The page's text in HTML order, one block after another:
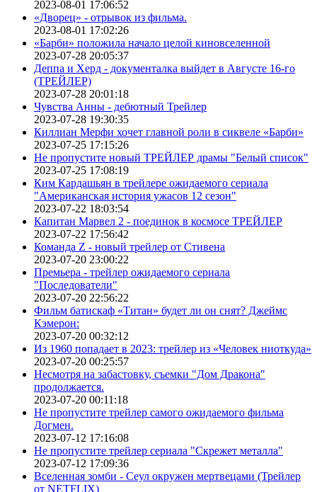
2023-08-01 17:06:52
«Дворец» - отрывок из фильма.
2023-08-01 17:02:26
«Барби» положила начало целой киновселенной
2023-07-28 20:05:37
Деппа и Херд - документалка выйдет в Августе 16-го
(ТРЕЙЛЕР)
2023-07-28 20:01:18
Чувства Анны - дебютный Трейлер
2023-07-28 19:30:35
Киллиан Мерфи хочет главной роли в сиквеле «Барби»
2023-07-25 17:15:26
Не пропустите новый ТРЕЙЛЕР драмы "Белый список"
2023-07-25 17:08:19
Ким Кардашьян в трейлере ожидаемого сериала
"Американская история ужасов 12 сезон"
2023-07-22 18:03:54
Капитан Марвел 2 - поединок в космосе ТРЕЙЛЕР
2023-07-22 17:56:42
Команда Z - новый трейлер от Стивена
2023-07-20 23:00:22
Премьера - трейлер ожидаемого сериала
"Последователи"
2023-07-20 22:56:22
Фильм батискаф «Титан» будет ли он снят? Джеймс
Кэмерон:
2023-07-20 00:32:12
Из 1960 попадает в 2023: трейлер из «Человек ниоткуда»
2023-07-20 00:25:57
Несмотря на забастовку, съемки "Дом Дракона"
продолжается.
2023-07-20 00:11:18
Не пропустите трейлер самого ожидаемого фильма
Догмен.
2023-07-12 17:16:08
Не пропустите трейлер сериала "Скрежет металла"
2023-07-12 17:09:36
Вселенная зомби - Сеул окружен мертвецами (Трейлер
от NETFLIX)